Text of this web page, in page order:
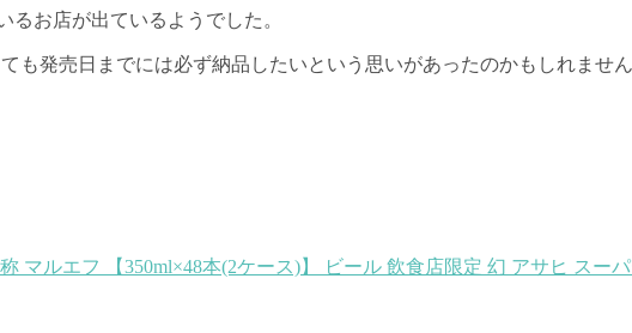
るお店が出ているようでした。
も発売日までには必ず納品したいという思いがあったのかもしれません
マルエフ 【350ml×48本(2ケース)】 ビール 飲食店限定 幻 アサヒ スー